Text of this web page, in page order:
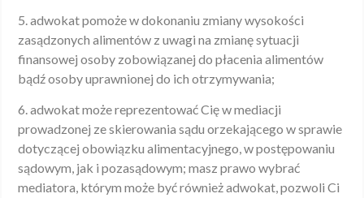
5. adwokat pomoże w dokonaniu zmiany wysokości
zasądzonych alimentów z uwagi na zmianę sytuacji
finansowej osoby zobowiązanej do płacenia alimentów
bądź osoby uprawnionej do ich otrzymywania;
6. adwokat może reprezentować Cię w mediacji
prowadzonej ze skierowania sądu orzekającego w sprawie
dotyczącej obowiązku alimentacyjnego, w postępowaniu
sądowym, jak i pozasądowym; masz prawo wybrać
mediatora, którym może być również adwokat, pozwoli Ci